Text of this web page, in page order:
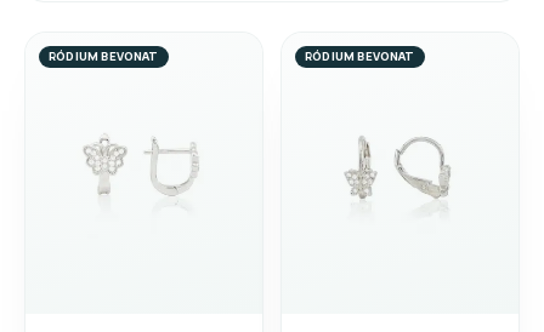
RÓDIUM BEVONAT RÓDIUM BEVONAT